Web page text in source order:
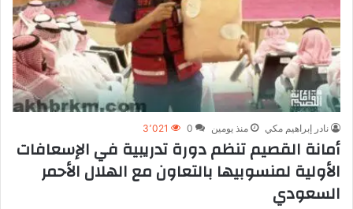
نادر إبراهيم مكي منذ يومين 0 3٬021
أمانة القصيم تنظم دورة تدريبية في الإسعافات
الأولية لمنسوبيها بالتعاون مع الهلال الأحمر
السعودي